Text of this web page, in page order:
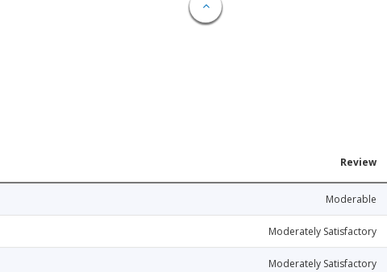
Review
Moderable
Moderately Satisfactory
Moderately Satisfactory